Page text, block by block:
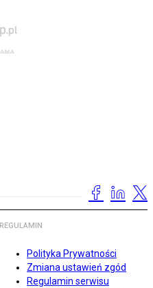
REGULAMIN
Polityka Prywatności
Zmiana ustawień zgód
Regulamin serwisu